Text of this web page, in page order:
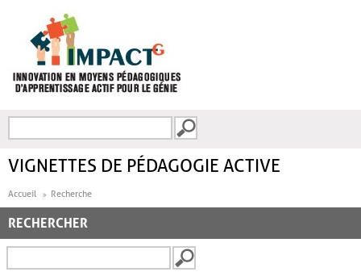
FORMULAIRE DE
VIGNETTES DE PÉDAGOGIE ACTIVE
Accueil Recherche
RECHERCHER